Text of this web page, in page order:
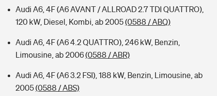
Audi A6, 4F (A6 AVANT / ALLROAD 2.7 TDI QUATTRO),
120 kW, Diesel, Kombi, ab 2005(0588 / ABQ)
Audi A6, 4F (A6 4.2 QUATTRO), 246 kW, Benzin,
Limousine, ab 2006(0588 / ABR)
Audi A6, 4F (A6 3.2 FSI), 188 kW, Benzin, Limousine, ab
2005(0588 / ABS)